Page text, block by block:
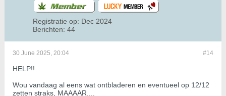
Registratie op: Dec 2024
Berichten: 44
#14
30 June 2025, 20:04
HELP!!
Wou vandaag al eens wat ontbladeren en eventueel op 12/12
zetten straks, MAAAAR....